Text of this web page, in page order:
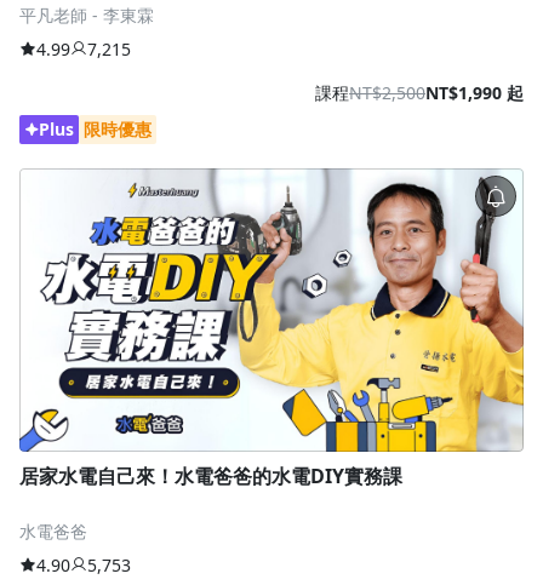
平凡老師 - 李東霖
4.99
7,215
課程NT$2,500NT$1,990 起
Plus 限時優惠
居家水電自己來！水電爸爸的水電DIY實務課
水電爸爸
4.90
5,753